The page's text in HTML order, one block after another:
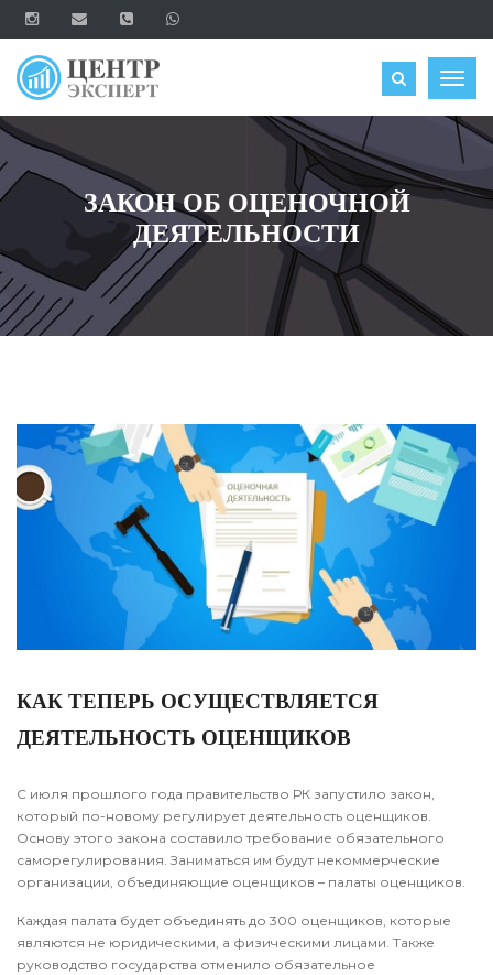
ОЦЕНИТЬ
ЗАКОН ОБ ОЦЕНОЧНОЙ
ДЕЯТЕЛЬНОСТИ
КАК ТЕПЕРЬ ОСУЩЕСТВЛЯЕТСЯ
ДЕЯТЕЛЬНОСТЬ ОЦЕНЩИКОВ
С июля прошлого года правительство РК запустило закон,
который по-новому регулирует деятельность оценщиков.
Основу этого закона составило требование обязательного
саморегулирования. Заниматься им будут некоммерческие
организации, объединяющие оценщиков – палаты оценщиков.
Каждая палата будет объединять до 300 оценщиков, которые
являются не юридическими, а физическими лицами. Также
руководство государства отменило обязательное